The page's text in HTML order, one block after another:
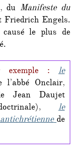
du Manifeste du
Engels.
le plus de
:
le
Onclair,
Jean Daujet
doctrinale),le
de